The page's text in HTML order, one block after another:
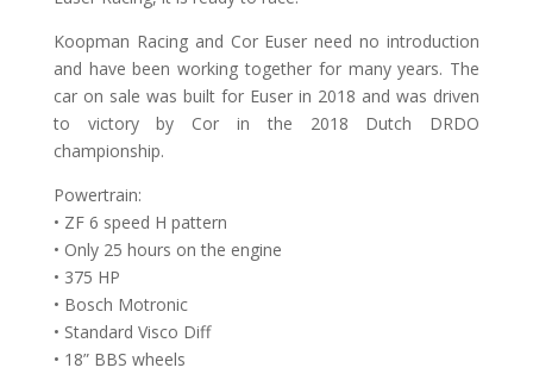
Koopman Racing and Cor Euser need no introduction
and have been working together for many years. The
car on sale was built for Euser in 2018 and was driven
to victory by Cor in the 2018 Dutch DRDO
championship.
Powertrain:
• ZF 6 speed H pattern
• Only 25 hours on the engine
• 375 HP
• Bosch Motronic
• Standard Visco Diff
• 18” BBS wheels